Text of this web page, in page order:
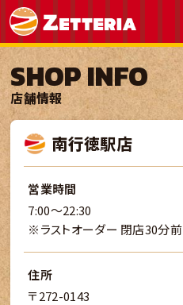
SHOP INFO
店舗情報
南行徳駅店
営業時間
7:00～22:30
※ラストオーダー 閉店30分前
住所
〒272-0143